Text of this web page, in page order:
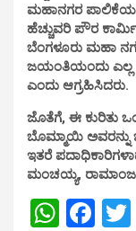
ಮಹಾನಗರ
ಹೆಚ್ಚುವರಿ ಪೌರ
ಬೆಂಗಳೂರು ಮಹಾ
ಜಯಂತಿಯಂದು ಎಲ್ಲ
ಎಂದು ಆಗ್ರಹಿಸಿದರು.
ಜೊತೆಗೆ, ಈ ಕುರಿತು
ಬೊಮ್ಮಾಯಿ ಅವರನ್ನು
ಇತರೆ
ಮಂಚಯ್ಯ,
W F